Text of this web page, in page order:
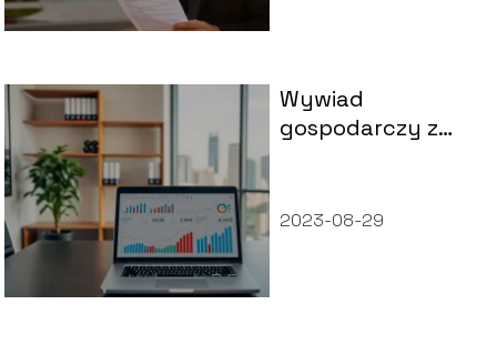
Wywiad
gospodarczy z
konkurencję
2023-08-29